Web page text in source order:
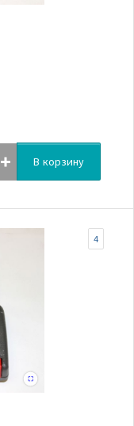
В корзину
4